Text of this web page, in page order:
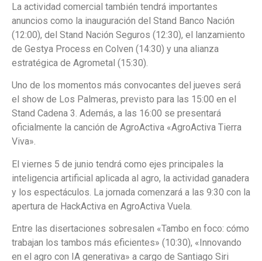
La actividad comercial también tendrá importantes
anuncios como la inauguración del Stand Banco Nación
(12:00), del Stand Nación Seguros (12:30), el lanzamiento
de Gestya Process en Colven (14:30) y una alianza
estratégica de Agrometal (15:30).
Uno de los momentos más convocantes del jueves será
el show de Los Palmeras, previsto para las 15:00 en el
Stand Cadena 3. Además, a las 16:00 se presentará
oficialmente la canción de AgroActiva «AgroActiva Tierra
Viva».
El viernes 5 de junio tendrá como ejes principales la
inteligencia artificial aplicada al agro, la actividad ganadera
y los espectáculos. La jornada comenzará a las 9:30 con la
apertura de HackActiva en AgroActiva Vuela.
Entre las disertaciones sobresalen «Tambo en foco: cómo
trabajan los tambos más eficientes» (10:30), «Innovando
en el agro con IA generativa» a cargo de Santiago Siri